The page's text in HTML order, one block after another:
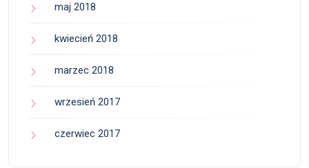
maj 2018
kwiecień 2018
marzec 2018
wrzesień 2017
czerwiec 2017